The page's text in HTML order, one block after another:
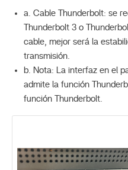
a. Cable Thunderbolt: se
Thunderbolt 3 o
cable, mejor será la
transmisión.
b. Nota: La interfaz en el
admite la función
función Thunderbolt.